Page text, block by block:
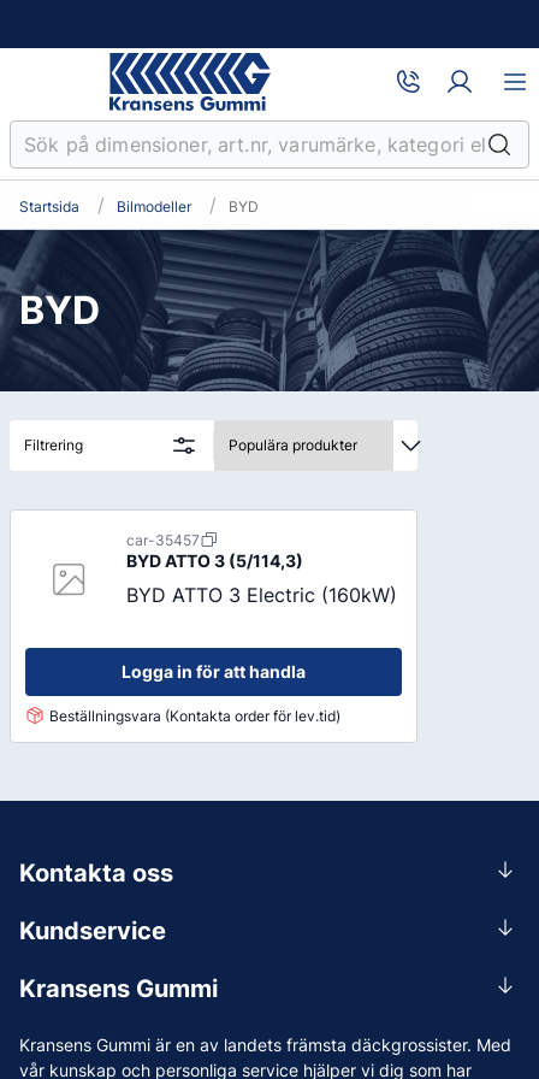
Startsida Bilmodeller BYD
BYD
Filtrering
car-35457
BYD ATTO 3 (5/114,3)
BYD ATTO 3 Electric (160kW)
Logga in för att handla
Beställningsvara (Kontakta order för lev.tid)
Kransens Gummi är en av landets främsta däckgrossister. Med
vår kunskap och personliga service hjälper vi dig som har
Kundservice
Leverans
Kransens Gummi
Vi som jobbar på Kransens Gummi
Kontakta oss
0156-409 00
Mån-Tors 07.30-16:30, Fre 07.30-15.00.
Lunchstängt 12:00-12:30